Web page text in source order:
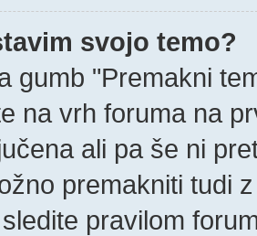
svojo temo?
gumb "Premakni
na vrh foruma na
ali pa še ni
premakniti tudi
pravilom